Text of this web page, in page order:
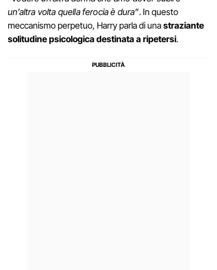
un’altra volta quella ferocia è dura”. In questo
meccanismo perpetuo, Harry parla di unastraziante
solitudine psicologica destinata a ripetersi.